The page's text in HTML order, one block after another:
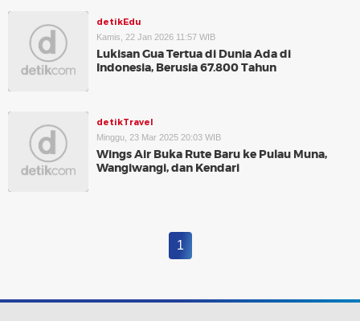
detikEdu
Kamis, 22 Jan 2026 11:57 WIB
Lukisan Gua Tertua di Dunia Ada di
Indonesia, Berusia 67.800 Tahun
detikTravel
Minggu, 23 Mar 2025 20:03 WIB
Wings Air Buka Rute Baru ke Pulau Muna,
Wangiwangi, dan Kendari
1